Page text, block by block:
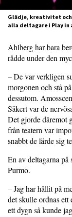
Glädje, kreativitet och
alla deltagare i Play in
Ahlberg har bara
rådde under den
– De var verkligen
morgonen och stå
dessutom.
Säkert var de
Det gjorde däremot
från teatern var
snabbt de lärde sig
En av deltagarna på
Purmo.
– Jag har hållit på
det skulle ordnas
ett dygn så kunde